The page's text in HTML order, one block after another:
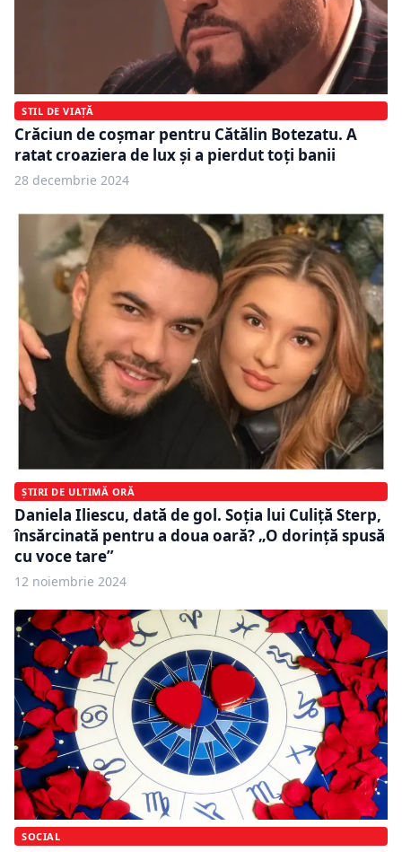
STIL DE VIAȚĂ
Crăciun de coșmar pentru Cătălin Botezatu. A
ratat croaziera de lux și a pierdut toți banii
28 decembrie 2024
ȘTIRI DE ULTIMĂ ORĂ
Daniela Iliescu, dată de gol. Soția lui Culiță Sterp,
însărcinată pentru a doua oară? „O dorință spusă
cu voce tare”
12 noiembrie 2024
SOCIAL